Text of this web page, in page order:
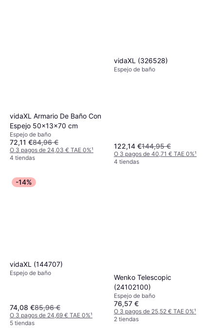
vidaXL Armario De Baño Con
Espejo 50x13x70 cm
Espejo de baño
72,11 €84,96 €
O 3 pagos de 24,03 € TAE 0%¹
4 tiendas
vidaXL (326528)
Espejo de baño
122,14 €144,95 €
O 3 pagos de 40,71 € TAE 0%¹
4 tiendas
-14%
vidaXL (144707)
Espejo de baño
74,08 €85,96 €
O 3 pagos de 24,69 € TAE 0%¹
5 tiendas
Wenko Telescopic
(24102100)
Espejo de baño
76,57 €
O 3 pagos de 25,52 € TAE 0%¹
2 tiendas